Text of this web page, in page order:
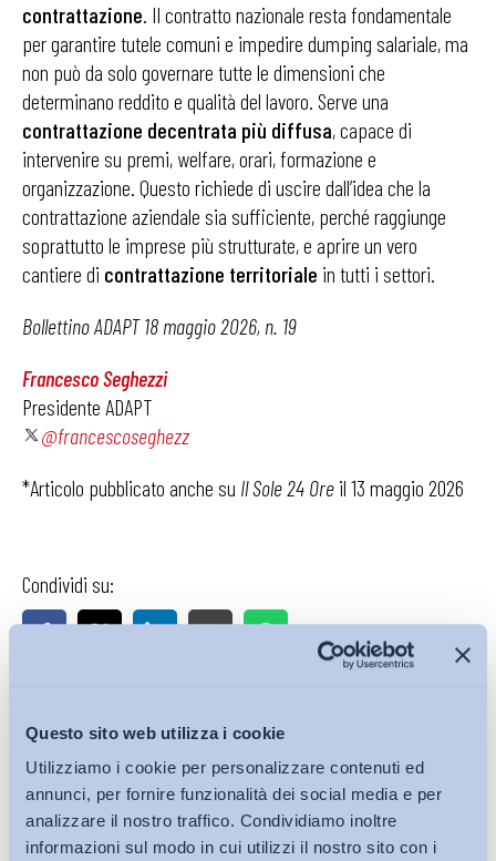
Questo sito web utilizza i cookie
Utilizziamo i cookie per personalizzare contenuti ed
annunci, per fornire funzionalità dei social media e per
analizzare il nostro traffico. Condividiamo inoltre
informazioni sul modo in cui utilizzi il nostro sito con i
contrattazione. Il contratto nazionale resta fondamentale
per garantire tutele comuni e impedire dumping salariale, ma
non può da solo governare tutte le dimensioni che
determinano reddito e qualità del lavoro. Serve una
contrattazione decentrata più diffusa, capace di
intervenire su premi, welfare, orari, formazione e
organizzazione. Questo richiede di uscire dall’idea che la
contrattazione aziendale sia sufficiente, perché raggiunge
soprattutto le imprese più strutturate, e aprire un vero
cantiere di contrattazione territoriale in tutti i settori.
Bollettino ADAPT 18 maggio 2026, n. 19
Francesco Seghezzi
Presidente ADAPT
@francescoseghezz
*Articolo pubblicato anche su Il Sole 24 Ore il 13 maggio 2026
Condividi su: